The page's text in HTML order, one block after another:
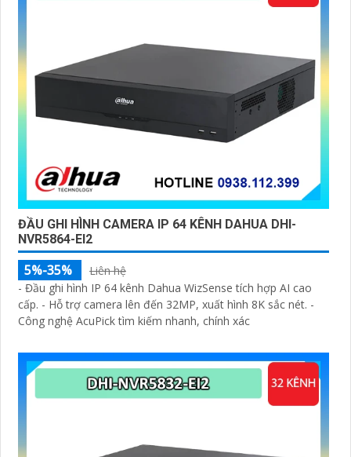
camera Dahua giá rẻ, bạn có thể tham khảo trên các
tử.
Hy vọng rằng những thông tin trên sẽ giúp bạn chọn
lựa được Camera Dahua chính hãng, giá rẻ và chất
lượng. Nếu bạn có thêm câu hỏi hoặc cần tư vấn thêm,
đừng ngần ngại để lại Cung cấp cho công trình biết.
ĐẦU GHI HÌNH CAMERA IP 64 KÊNH DAHUA DHI-
NVR5864-EI2
5%-35%
Liên hệ
- Đầu ghi hình IP 64 kênh Dahua WizSense tích hợp AI cao
cấp. - Hỗ trợ camera lên đến 32MP, xuất hình 8K sắc nét. -
Công nghệ AcuPick tìm kiếm nhanh, chính xác